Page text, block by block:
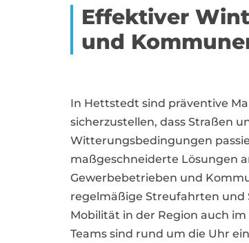
Effektiver
und
In Hettstedt sind präventive
sicherzustellen, dass Straßen
Witterungsbedingungen
maßgeschneiderte Lösungen
Gewerbebetrieben und
regelmäßige Streufahrten und
Mobilität in der Region auch
Teams sind rund um die Uhr